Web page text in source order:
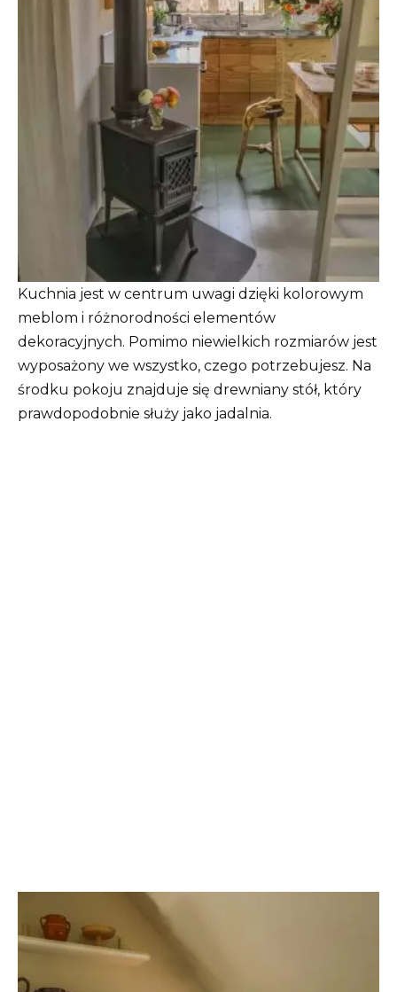
Kuchnia jest w centrum uwagi dzięki kolorowym
meblom i różnorodności elementów
dekoracyjnych. Pomimo niewielkich rozmiarów jest
wyposażony we wszystko, czego potrzebujesz. Na
środku pokoju znajduje się drewniany stół, który
prawdopodobnie służy jako jadalnia.